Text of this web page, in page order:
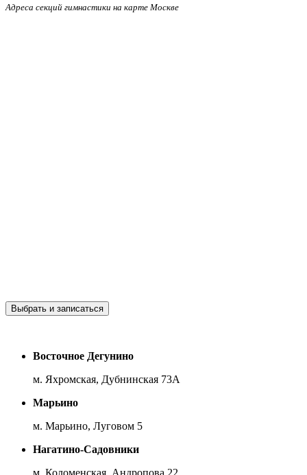
Адреса секций гимнастики на карте Москве
Выбрать и записаться
Восточное Дегунино
м. Яхромская, Дубнинская 73А
Марьино
м. Марьино, Луговом 5
Нагатино-Садовники
м. Коломенская, Андропова 22